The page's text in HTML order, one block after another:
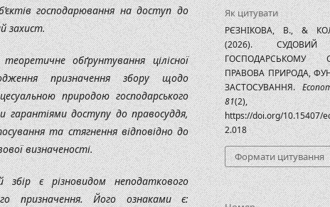
господарювання на доступ до
захист.
обґрунтування цілісної
призначення збору щодо
природою господарського
доступу до правосуддя,
та стягнення відповідно до
визначеності.
є різновидом неподаткового
призначення. Його ознаками є:
Як цитувати
РЄЗНІКОВА, В., &
(2026).
ГОСПОДАРСЬКОМУ
ПРАВОВА ПРИРОДА,
ЗАСТОСУВАННЯ.
81(2),
https://doi.org/10.15407/
2.018
Формати цитування